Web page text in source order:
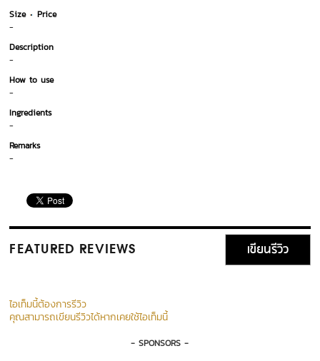
Size
Price
-
Description
-
How to use
-
Ingredients
-
Remarks
-
FEATURED REVIEWS เขียนรีวิว
ไอเท็มนี้ต้องการรีวิว
คุณสามารถเขียนรีวิวได้หากเคยใช้ไอเท็มนี้
- SPONSORS -